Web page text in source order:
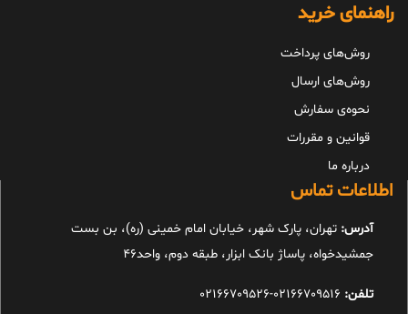
راهنمای خرید
روش‌های پرداخت
روش‌های ارسال
نحوه‌ی سفارش
قوانین و مقررات
درباره ما
اطلاعات تماس
آدرس: تهران، پارک شهر، خیابان امام خمینی (ره)، بن بست
جمشیدخواه، پاساژ بانک ابزار، طبقه دوم، واحد46
تلفن: